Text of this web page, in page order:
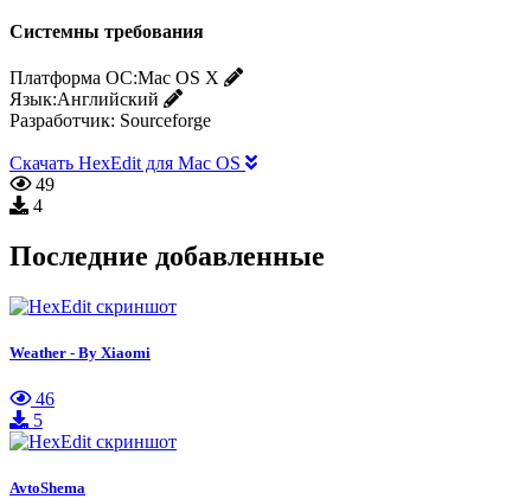
Системны требования
Платформа ОС:Mac OS X
Язык:Английский
Разработчик: Sourceforge
Скачать HexEdit для Mac OS
49
4
Последние добавленные
Weather - By Xiaomi
46
5
AvtoShema